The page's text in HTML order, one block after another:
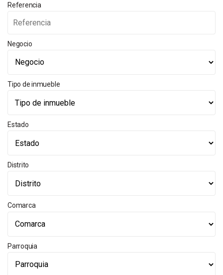
Referencia
Negocio
Tipo de inmueble
Estado
Distrito
Comarca
Parroquia